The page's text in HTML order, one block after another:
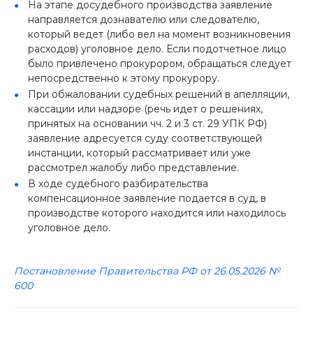
На этапе досудебного производства заявление
направляется дознавателю или следователю,
который ведет (либо вел на момент возникновения
расходов) уголовное дело. Если подотчетное лицо
было привлечено прокурором, обращаться следует
непосредственно к этому прокурору.
При обжаловании судебных решений в апелляции,
кассации или надзоре (речь идет о решениях,
принятых на основании чч. 2 и 3 ст. 29 УПК РФ)
заявление адресуется суду соответствующей
инстанции, который рассматривает или уже
рассмотрел жалобу либо представление.
В ходе судебного разбирательства
компенсационное заявление подается в суд, в
производстве которого находится или находилось
уголовное дело.
Постановление Правительства РФ от 26.05.2026 №
600